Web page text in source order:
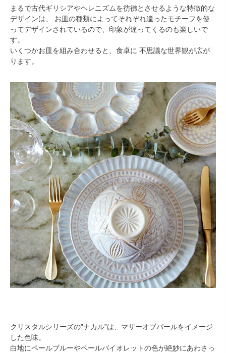
まるで古代ギリシアやヘレニズムを彷彿とさせるような特徴的な
デザインは、 お皿の種類によってそれぞれ違ったモチーフを使
ってデザインされているので、印象が違ってくるのも楽しいで
す。
いくつかお皿を組み合わせると、食卓に 不思議な世界観が広が
ります。
クリスタルシリーズの”ナカル”は、マザーオブパールをイメージ
した色味。
白地にペールブルーやペールバイオレットの色が絶妙にあわさっ